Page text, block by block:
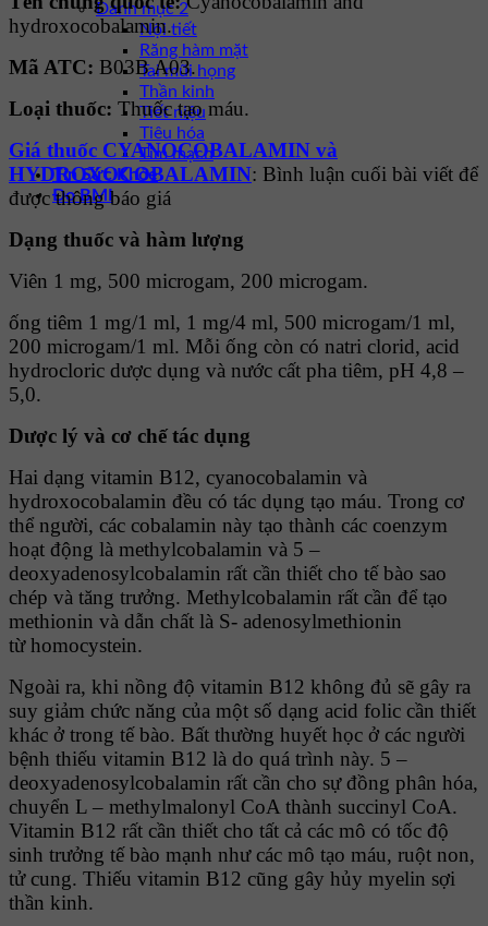
Danh mục 2
Nội tiết
Răng hàm mặt
Tai mũi họng
Thần kinh
Tiết niệu
Tiêu hóa
Tim mạch
Tin Sức Khỏe
Đo BMI
hydroxocobalamin.
Mã ATC: B03B A03.
Loại thuốc: Thuốc tạo máu.
Giá thuốc CYANOCOBALAMIN và
HYDROXOCOBALAMIN: Bình luận cuối bài viết để
được thông báo giá
Dạng thuốc và hàm lượng
Viên 1 mg, 500 microgam, 200 microgam.
ống tiêm 1 mg/1 ml, 1 mg/4 ml, 500 microgam/1 ml,
200 microgam/1 ml. Mỗi ống còn có natri clorid, acid
hydrocloric dược dụng và nước cất pha tiêm, pH 4,8 –
5,0.
Dược lý và cơ chế tác dụng
Hai dạng vitamin B12, cyanocobalamin và
hydroxocobalamin đều có tác dụng tạo máu. Trong cơ
thể người, các cobalamin này tạo thành các coenzym
hoạt động là methylcobalamin và 5 –
deoxyadenosylcobalamin rất cần thiết cho tế bào sao
chép và tăng trưởng. Methylcobalamin rất cần để tạo
methionin và dẫn chất là S- adenosylmethionin
từ homocystein.
Ngoài ra, khi nồng độ vitamin B12 không đủ sẽ gây ra
suy giảm chức năng của một số dạng acid folic cần thiết
khác ở trong tế bào. Bất thường huyết học ở các người
bệnh thiếu vitamin B12 là do quá trình này. 5 –
deoxyadenosylcobalamin rất cần cho sự đồng phân hóa,
chuyển L – methylmalonyl CoA thành succinyl CoA.
Vitamin B12 rất cần thiết cho tất cả các mô có tốc độ
sinh trưởng tế bào mạnh như các mô tạo máu, ruột non,
tử cung. Thiếu vitamin B12 cũng gây hủy myelin sợi
thần kinh.